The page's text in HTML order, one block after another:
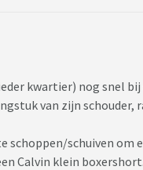
kwartier) nog snel bij
van zijn schouder,
schoppen/schuiven om
Calvin klein